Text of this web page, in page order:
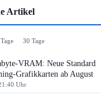
Artikel
30 Tage
VRAM: Neue Standard
Grafikkarten ab August
Uhr